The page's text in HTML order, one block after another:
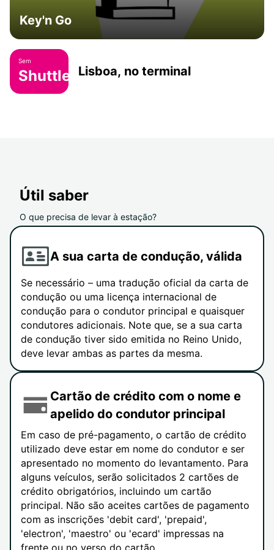
Key'n Go
Sem
Shuttle Lisboa, no terminal
Útil saber
O que precisa de levar à estação?
A sua carta de condução, válida
Se necessário – uma tradução oficial da carta de
condução ou uma licença internacional de
condução para o condutor principal e quaisquer
condutores adicionais. Note que, se a sua carta
de condução tiver sido emitida no Reino Unido,
deve levar ambas as partes da mesma.
Cartão de crédito com o nome e
apelido do condutor principal
Em caso de pré-pagamento, o cartão de crédito
utilizado deve estar em nome do condutor e ser
apresentado no momento do levantamento. Para
alguns veículos, serão solicitados 2 cartões de
crédito obrigatórios, incluindo um cartão
principal. Não são aceites cartões de pagamento
com as inscrições 'debit card', 'prepaid',
'electron', 'maestro' ou 'ecard' impressas na
frente ou no verso do cartão.